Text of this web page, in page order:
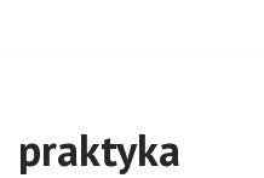
praktyka